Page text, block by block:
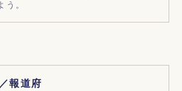
う。
報道府